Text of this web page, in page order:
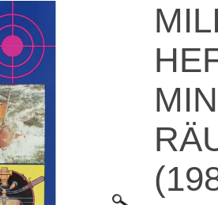
ENCYKLOPEDIE
HORORY
FAKTU LITERATURA
MÍSTOPIS